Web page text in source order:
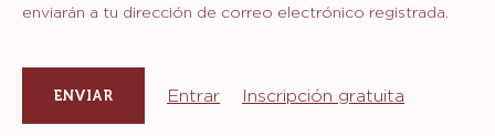
enviarán a tu dirección de correo electrónico registrada.
Entrar Inscripción gratuita